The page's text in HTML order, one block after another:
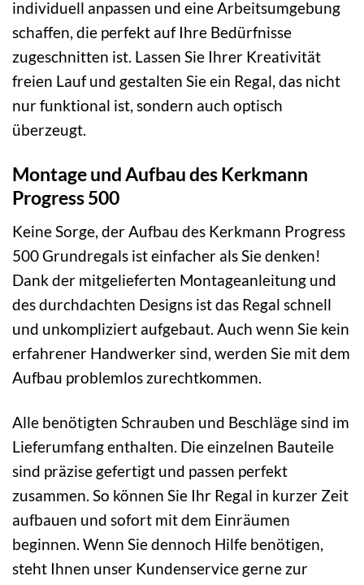
individuell anpassen und eine Arbeitsumgebung
schaffen, die perfekt auf Ihre Bedürfnisse
zugeschnitten ist. Lassen Sie Ihrer Kreativität
freien Lauf und gestalten Sie ein Regal, das nicht
nur funktional ist, sondern auch optisch
überzeugt.
Montage und Aufbau des Kerkmann
Progress 500
Keine Sorge, der Aufbau des Kerkmann Progress
500 Grundregals ist einfacher als Sie denken!
Dank der mitgelieferten Montageanleitung und
des durchdachten Designs ist das Regal schnell
und unkompliziert aufgebaut. Auch wenn Sie kein
erfahrener Handwerker sind, werden Sie mit dem
Aufbau problemlos zurechtkommen.
Alle benötigten Schrauben und Beschläge sind im
Lieferumfang enthalten. Die einzelnen Bauteile
sind präzise gefertigt und passen perfekt
zusammen. So können Sie Ihr Regal in kurzer Zeit
aufbauen und sofort mit dem Einräumen
beginnen. Wenn Sie dennoch Hilfe benötigen,
steht Ihnen unser Kundenservice gerne zur